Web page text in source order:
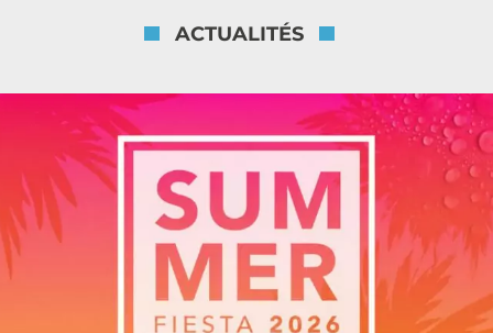
ACTUALITÉS